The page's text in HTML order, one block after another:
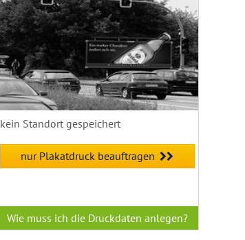
kein Standort gespeichert
nur Plakatdruck beauftragen
Wie muss ich die Druckdaten anlegen?